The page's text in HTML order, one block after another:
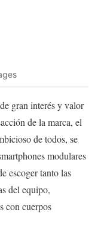
gran interés y valor
de la marca, el
de todos, se
modulares
escoger tanto las
del equipo,
con cuerpos